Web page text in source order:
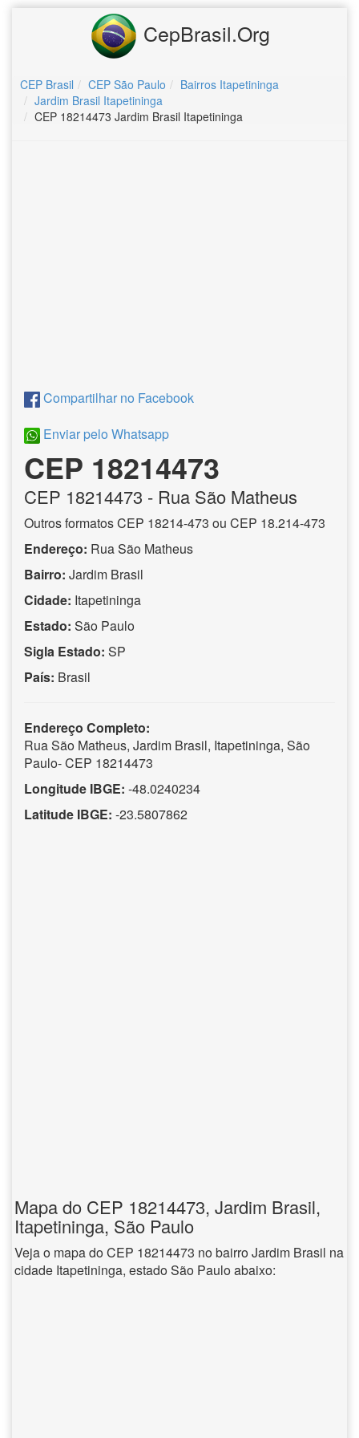
CepBrasil.Org
CEP Brasil CEP São Paulo
Bairros Itapetininga
Jardim Brasil Itapetininga
CEP 18214473 Jardim Brasil Itapetininga
Compartilhar no Facebook
Enviar pelo Whatsapp
CEP 18214473
CEP 18214473 - Rua São Matheus
Outros formatos CEP 18214-473 ou CEP 18.214-473
Endereço: Rua São Matheus
Bairro: Jardim Brasil
Cidade: Itapetininga
Estado: São Paulo
Sigla Estado: SP
País: Brasil
Endereço Completo:
Rua São Matheus, Jardim Brasil, Itapetininga, São
Paulo- CEP 18214473
Longitude IBGE: -48.0240234
Latitude IBGE: -23.5807862
Mapa do CEP 18214473, Jardim Brasil,
Itapetininga, São Paulo
Veja o mapa do CEP 18214473 no bairro Jardim Brasil na
cidade Itapetininga, estado São Paulo abaixo: